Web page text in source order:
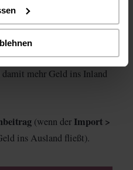
die
Verbindung zwischen
.
Außenbeitrag(wenn
damit mehr Geld ins Inland
(wenn der Import >
ins Ausland fließt).